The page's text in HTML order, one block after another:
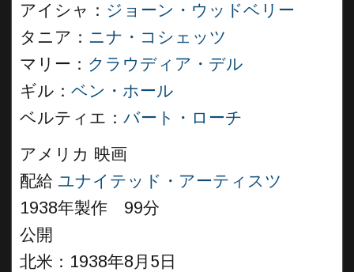
アイシャ： ジョーン・ウッドベリー
タニア： ニナ・コシェッツ
マリー： クラウディア・デル
ギル： ベン・ホール
ベルティエ： バート・ローチ
アメリカ 映画
配給 ユナイテッド・アーティスツ
1938年製作 99分
公開
北米：1938年8月5日